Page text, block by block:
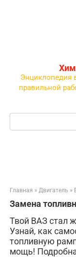
Энциклопедия
правильной
Поиск:
Главная » Двигатель »
Замена
Твой ВАЗ стал
Узнай, как
топливную
мощь!